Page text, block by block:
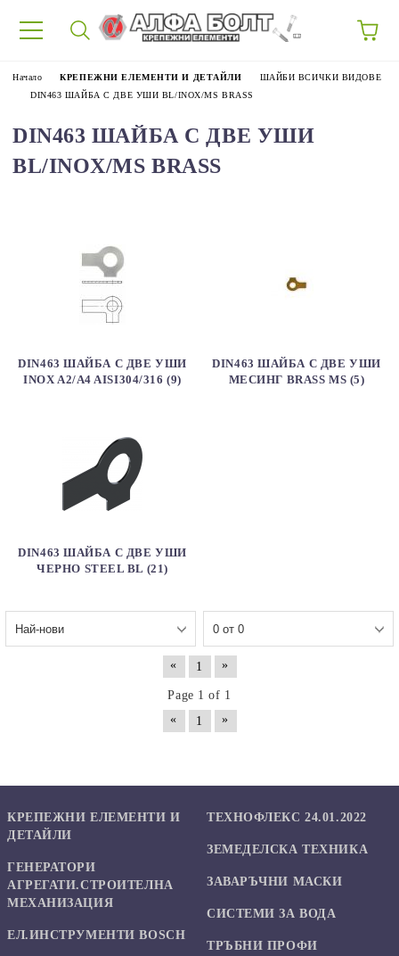
Начало КРЕПЕЖНИ ЕЛЕМЕНТИ И ДЕТАЙЛИ
ШАЙБИ ВСИЧКИ ВИДОВЕ
DIN463 ШАЙБА С ДВЕ УШИ BL/INOX/MS BRASS
DIN463 ШАЙБА С ДВЕ УШИ
BL/INOX/MS BRASS
DIN463 ШАЙБА С ДВЕ УШИ
INOX A2/A4 AISI304/316 (9)
DIN463 ШАЙБА С ДВЕ УШИ
МЕСИНГ BRASS MS (5)
DIN463 ШАЙБА С ДВЕ УШИ
ЧЕРНО STEEL BL (21)
« 1 »
Page 1 of 1
«
1 »
КРЕПЕЖНИ ЕЛЕМЕНТИ И
ДЕТАЙЛИ
ГЕНЕРАТОРИ
АГРЕГАТИ.СТРОИТЕЛНА
МЕХАНИЗАЦИЯ
ЕЛ.ИНСТРУМЕНТИ BOSCH
ТЕХНОФЛЕКС 24.01.2022
ЗЕМЕДЕЛСКА ТЕХНИКА
ЗАВАРЪЧНИ МАСКИ
СИСТЕМИ ЗА ВОДА
ТРЪБНИ ПРОФИ